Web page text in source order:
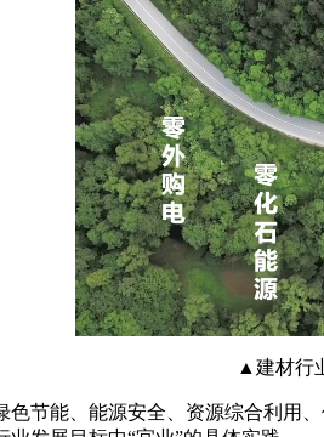
▲建材行
色节能、能源安全、资源综合利用